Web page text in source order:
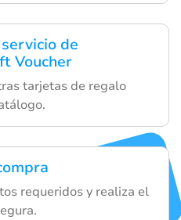
de
Voucher
tarjetas de regalo
requeridos y realiza el